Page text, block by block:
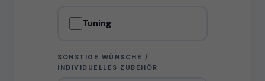
Tuning
SONSTIGE WÜNSCHE /
INDIVIDUELLES ZUBEHÖR